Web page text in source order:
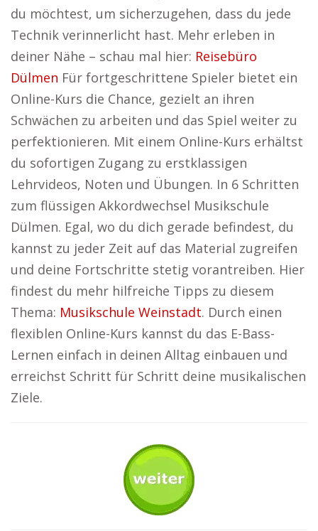
du möchtest, um sicherzugehen, dass du jede
Technik verinnerlicht hast. Mehr erleben in
deiner Nähe – schau mal hier: Reisebüro
Dülmen Für fortgeschrittene Spieler bietet ein
Online-Kurs die Chance, gezielt an ihren
Schwächen zu arbeiten und das Spiel weiter zu
perfektionieren. Mit einem Online-Kurs erhältst
du sofortigen Zugang zu erstklassigen
Lehrvideos, Noten und Übungen. In 6 Schritten
zum flüssigen Akkordwechsel Musikschule
Dülmen. Egal, wo du dich gerade befindest, du
kannst zu jeder Zeit auf das Material zugreifen
und deine Fortschritte stetig vorantreiben. Hier
findest du mehr hilfreiche Tipps zu diesem
Thema: Musikschule Weinstadt. Durch einen
flexiblen Online-Kurs kannst du das E-Bass-
Lernen einfach in deinen Alltag einbauen und
erreichst Schritt für Schritt deine musikalischen
Ziele.